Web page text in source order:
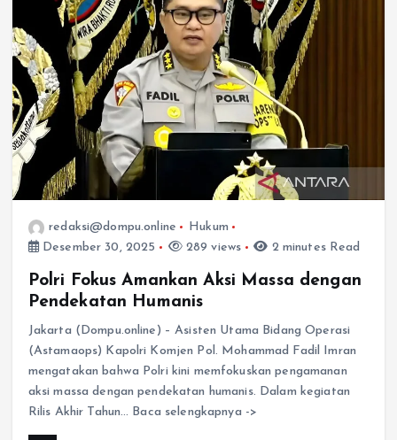
redaksi@dompu.online
Hukum
Desember 30, 2025
289 views 2 minutes Read
Polri Fokus Amankan Aksi Massa dengan
Pendekatan Humanis
Jakarta (Dompu.online) – Asisten Utama Bidang Operasi
(Astamaops) Kapolri Komjen Pol. Mohammad Fadil Imran
mengatakan bahwa Polri kini memfokuskan pengamanan
aksi massa dengan pendekatan humanis. Dalam kegiatan
Rilis Akhir Tahun… Baca selengkapnya ->